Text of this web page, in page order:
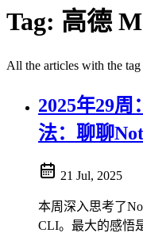
Tag: 高德
All the articles with the
2025年29
法：聊聊
21 Jul, 2025
本周深入思考了
CLI。最大的感悟